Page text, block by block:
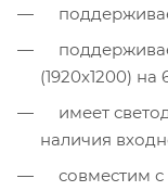
(1920x1200) на
имеет
наличия
совместим с